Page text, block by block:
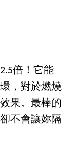
倍！它能
，對於燃燒
果。最棒的
不會讓妳隔